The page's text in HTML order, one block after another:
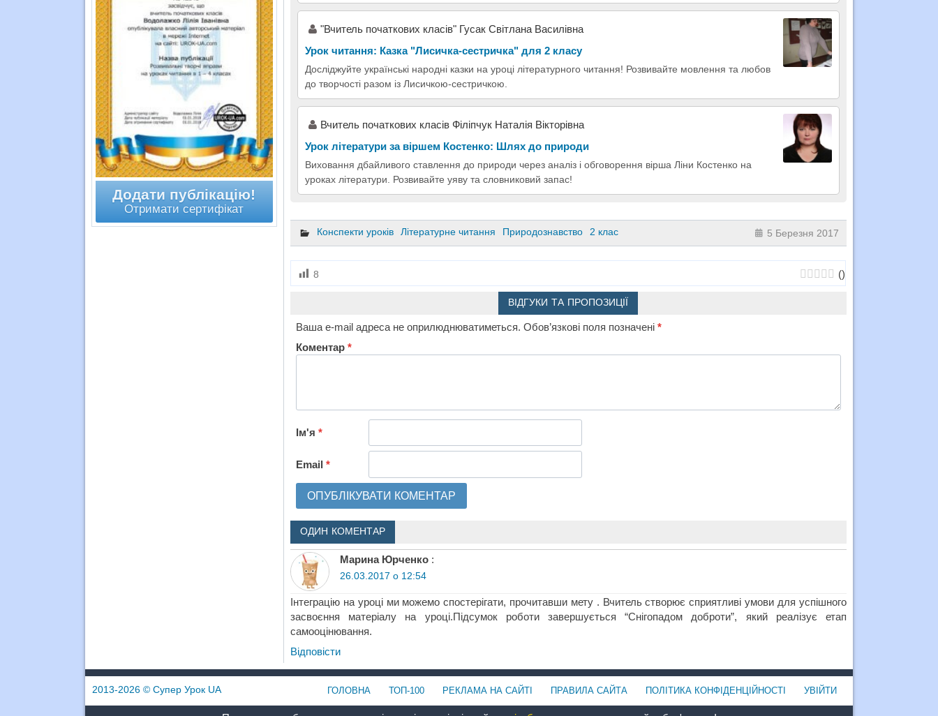
"Вчитель початкових класів" Гусак Світлана Василівна
Урок читання: Казка "Лисичка-сестричка" для 2 класу
Досліджуйте українські народні казки на уроці літературного читання! Розвивайте мовлення та любов
до творчості разом із Лисичкою-сестричкою.
Вчитель початкових класів Філіпчук Наталія Вікторівна
Урок літератури за віршем Костенко: Шлях до природи
Виховання дбайливого ставлення до природи через аналіз і обговорення вірша Ліни Костенко на
уроках літератури. Розвивайте уяву та словниковий запас!
Конспекти уроків Літературне читання Природознавство 2 клас 5 Березня 2017
8 ()
ВІДГУКИ ТА ПРОПОЗИЦІЇ
Ваша e-mail адреса не оприлюднюватиметься. Обов’язкові поля позначені *
Коментар *
Ім'я *
Email *
ОДИН КОМЕНТАР
Марина Юрченко :
26.03.2017 о 12:54
Інтеграцію на уроці ми можемо спостерігати, прочитавши мету . Вчитель створює сприятливі умови для успішного
засвоєння матеріалу на уроці.Підсумок роботи завершується “Снігопадом доброти”, який реалізує етап
самооцінювання.
Відповіcти
Додати публікацію!
Отримати сертифікат
2013-2026© Супер Урок UA ГОЛОВНА ТОП-100 РЕКЛАМА НА САЙТІ ПРАВИЛА САЙТА ПОЛІТИКА КОНФІДЕНЦІЙНОСТІ УВІЙТИ